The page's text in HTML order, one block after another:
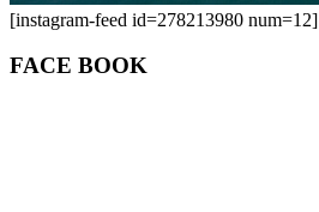
[instagram-feed id=278213980 num=12]
FACE BOOK